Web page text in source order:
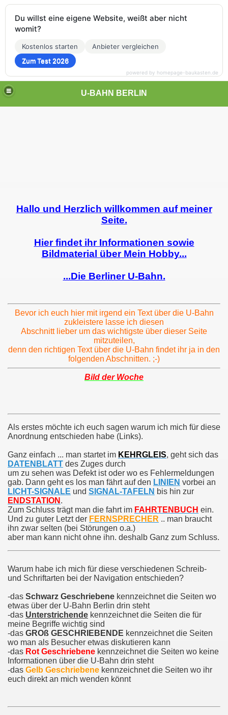
U-BAHN BERLIN
Hallo und Herzlich willkommen auf meiner
Seite.
Hier findet ihr Informationen sowie
Bildmaterial über Mein Hobby...
...Die Berliner U-Bahn.
Bevor ich euch hier mit irgend ein Text über die U-Bahn
zukleistere lasse ich diesen
Abschnitt lieber um das wichtigste über dieser Seite
mitzuteilen,
denn den richtigen Text über die U-Bahn findet ihr ja in den
folgenden Abschnitten. ;-)
Bild der Woche
Als erstes möchte ich euch sagen warum ich mich für diese
Anordnung entschieden habe (Links).
Ganz einfach ... man startet im KEHRGLEIS, geht sich das
DATENBLATT des Zuges durch
um zu sehen was Defekt ist oder wo es Fehlermeldungen
gab. Dann geht es los man fährt auf den LINIEN vorbei an
LICHT-SIGNALE und SIGNAL-TAFELN bis hin zur
ENDSTATION .
Zum Schluss trägt man die fahrt im FAHRTENBUCH ein.
Und zu guter Letzt der FERNSPRECHER .. man braucht
ihn zwar selten (bei Störungen o.a.)
aber man kann nicht ohne ihn. deshalb Ganz zum Schluss.
Warum habe ich mich für diese verschiedenen Schreib-
und Schriftarten bei der Navigation entschieden?
-das Schwarz Geschriebene kennzeichnet die Seiten wo
etwas über der U-Bahn Berlin drin steht
-das Unterstrichende kennzeichnet die Seiten die für
meine Begriffe wichtig sind
-das GROß GESCHRIEBENDE kennzeichnet die Seiten
wo man als Besucher etwas diskutieren kann
-das Rot Geschriebene kennzeichnet die Seiten wo keine
Informationen über die U-Bahn drin steht
-das Gelb Geschriebene kennzeichnet die Seiten wo ihr
euch direkt an mich wenden könnt
Du willst eine eigene Website, weißt aber nicht
womit?
Kostenlos starten
Anbieter vergleichen
Zum Test 2026
powered by homepage-baukasten.de